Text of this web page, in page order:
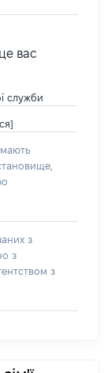
вас
служби
з
з
з